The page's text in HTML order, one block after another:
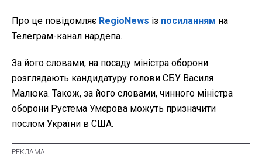
Про це повідомляє RegioNews із посиланням на
Телеграм-канал нардепа.
За його словами, на посаду міністра оборони
розглядають кандидатуру голови СБУ Василя
Малюка. Також, за його словами, чинного міністра
оборони Рустема Умєрова можуть призначити
послом України в США.